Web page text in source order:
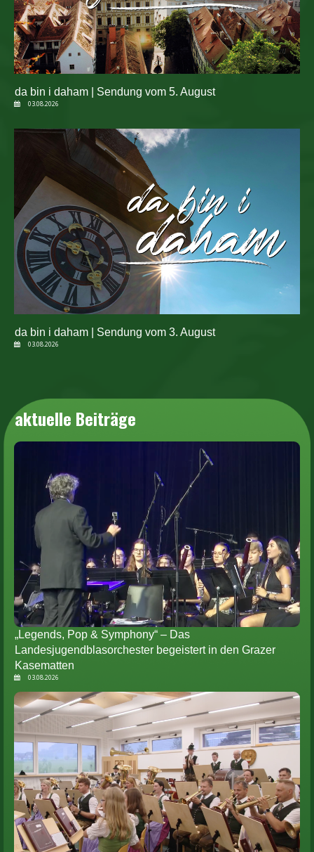
da bin i daham | Sendung vom 5. August
03.08.2026
da bin i daham | Sendung vom 3. August
03.08.2026
aktuelle Beiträge
„Legends, Pop & Symphony“ – Das
Landesjugendblasorchester begeistert in den Grazer
Kasematten
03.08.2026